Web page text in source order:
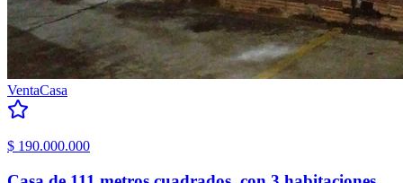
VentaCasa
$ 190.000.000